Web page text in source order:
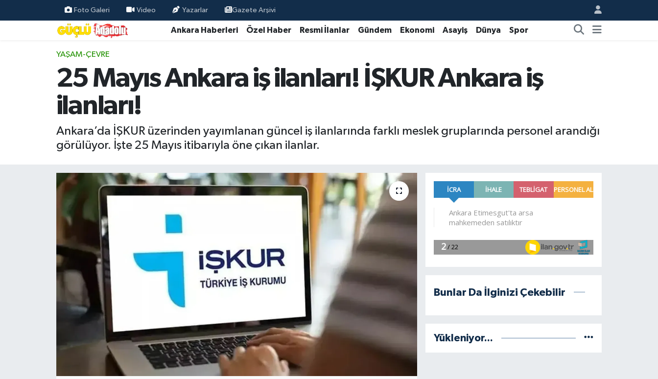
Foto Galeri Video Yazarlar Gazete Arşivi
Ankara Haberleri Özel Haber Resmi İlanlar Gündem Ekonomi Asayiş Dünya Spor
YAŞAM-ÇEVRE
25 Mayıs Ankara iş ilanları! İŞKUR Ankara iş
ilanları!
Ankara’da İŞKUR üzerinden yayımlanan güncel iş ilanlarında farklı meslek gruplarında personel arandığı
görülüyor. İşte 25 Mayıs itibarıyla öne çıkan ilanlar.
Bunlar Da İlginizi Çekebilir
Yükleniyor...
Özel Haber
Resmi İlanlar
Gündem
Burç Yorumları